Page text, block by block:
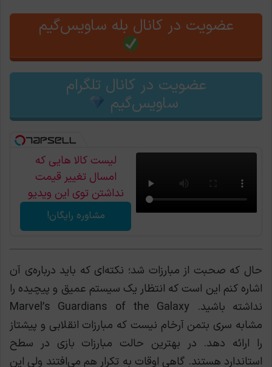
عضویت در کانال بله ساویس‌گیم
عضویت در کانال تلگرام
ساویس‌گیم
لیست کالا هایی که
امسال تغییر قیمت
نداشتن توی این ویدیو
اعلام شد
مشاوره رایگان!
حال که صحبت از مبارزات شد؛ نکته‌ای که باید درباره‌ی آن
اشاره کنم این است که انتظار یک سیستم عمیق و پیچیده را
نداشته باشید. Marvel’s Guardians of the Galaxy
مشابه سری بتمن آرخام نیست که مبارزات انقلابی و پیشتاز
را ارائه دهد. در بهترین حالت مبارزات بازی در سطح
استاندارد هستند. گاهی اوقات به تکرار هم می‌افتند ولی این